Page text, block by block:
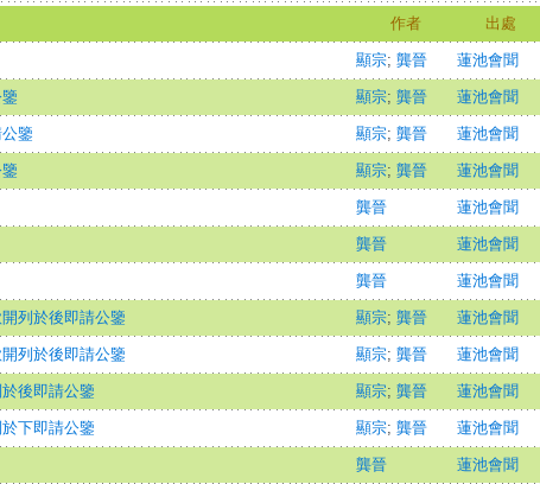
作者 出處
顯宗; 龔晉 蓮池會聞
顯宗; 龔晉 蓮池會聞
鑒 顯宗; 龔晉 蓮池會聞
顯宗; 龔晉 蓮池會聞
龔晉 蓮池會聞
龔晉 蓮池會聞
龔晉 蓮池會聞
列於後即請公鑒 顯宗; 龔晉 蓮池會聞
列於後即請公鑒 顯宗; 龔晉 蓮池會聞
後即請公鑒 顯宗; 龔晉 蓮池會聞
下即請公鑒 顯宗; 龔晉 蓮池會聞
龔晉 蓮池會聞